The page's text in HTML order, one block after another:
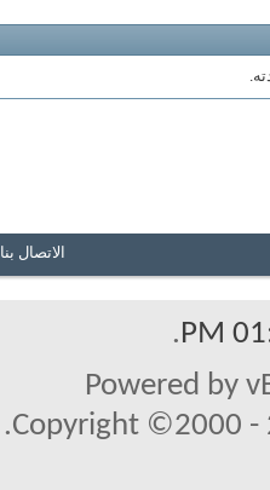
الاتصال بنا
.
Powered by
Copyright ©2000 -